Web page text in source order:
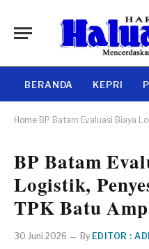
BERANDA KEPRI
Home BP Batam Evaluasi Biaya
BP Batam
Logistik,
TPK Batu
30 Juni 2026 By EDITOR :